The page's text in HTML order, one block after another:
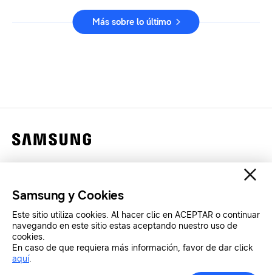
Más sobre lo último
Legales
SAMSUNG.COM
Copyright© SAMSUNG All Rights Reserved.
Samsung y Cookies
Este sitio utiliza cookies. Al hacer clic en ACEPTAR o continuar
navegando en este sitio estas aceptando nuestro uso de
cookies.
En caso de que requiera más información, favor de dar click
aquí.